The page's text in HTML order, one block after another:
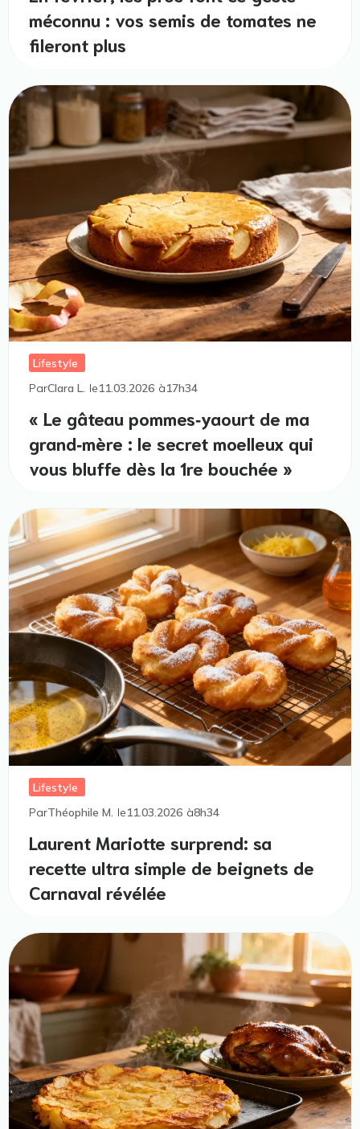
méconnu : vos semis de tomates ne
fileront plus
Lifestyle
ParClara L. le11.03.2026 à17h34
« Le gâteau pommes‑yaourt de ma
grand‑mère : le secret moelleux qui
vous bluffe dès la 1re bouchée »
Lifestyle
ParThéophile M. le11.03.2026 à8h34
Laurent Mariotte surprend: sa
recette ultra simple de beignets de
Carnaval révélée